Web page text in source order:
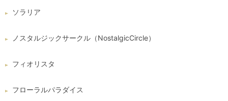
ソラリア
ノスタルジックサークル（NostalgicCircle）
フィオリスタ
フローラルパラダイス